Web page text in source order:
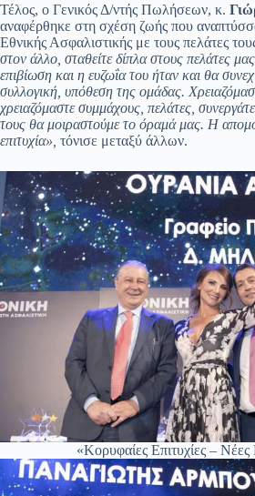
Τέλος, ο Γενικός Δ/ντής Πωλήσεων, κ.
αναφέρθηκε στη σχέση ζωής που
Εθνικής Ασφαλιστικής με τους πελάτες
στον άλλο, σταθείτε δίπλα στους πελάτες
επιβίωση και η ευζωΐα του ήταν και θα
συλλογική, υπόθεση της ομάδας.
χρειαζόμαστε συμμάχους, πελάτες,
τους θα μοιραστούμε το όραμά μας. Η
επιτυχία», τόνισε μεταξύ άλλων.
«Κορυφαίες Επιτυχίες –